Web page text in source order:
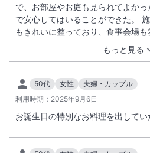
もっと見る
で、お部屋やお庭も見られてよかった。 露天混浴大浴場
で安心してはいることができた。 施設は必ずしも新しくなくて
もきれいに整っており、食事会場
でした。価格以上の価値を感じるこ
50代 女性
夫婦・カップル
利用時期： 2025年9月6日
お誕生日の特別なお料理を出して